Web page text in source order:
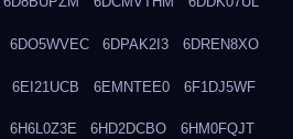
6DO5WVEC 6DPAK2I3 6DREN8XO
6EI21UCB 6EMNTEE0 6F1DJ5WF
6H6L0Z3E 6HD2DCBO 6HM0FQJT